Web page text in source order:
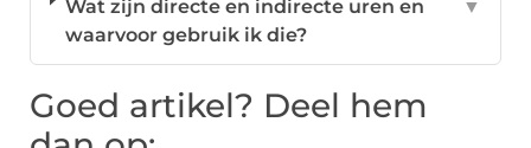
Wat zijn directe en indirecte uren en
waarvoor gebruik ik die?
▼
Goed artikel? Deel hem